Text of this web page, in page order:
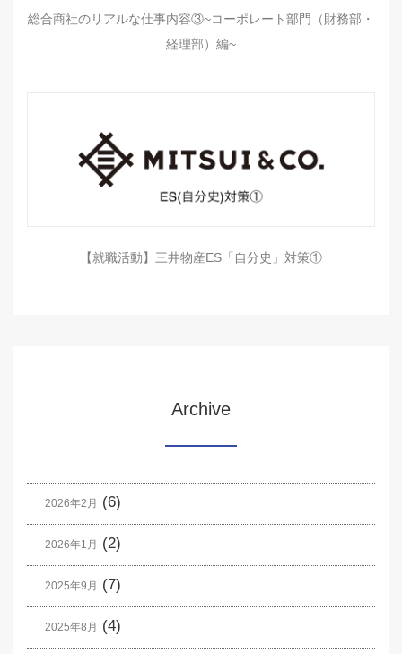
総合商社のリアルな仕事内容③~コーポレート部門（財務部・
経理部）編~
【就職活動】三井物産ES「自分史」対策①
Archive
2026年2月 (6)
2026年1月 (2)
2025年9月 (7)
2025年8月 (4)